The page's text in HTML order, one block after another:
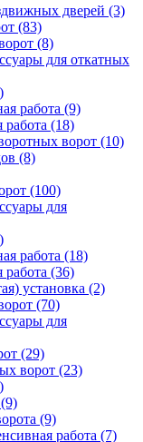
дверей (3)
(83)
(8)
для откатных
работа (9)
(18)
ворот (10)
(8)
(100)
для
работа (18)
(36)
установка (2)
(70)
для
(29)
ворот (23)
(9)
(9)
работа (7)